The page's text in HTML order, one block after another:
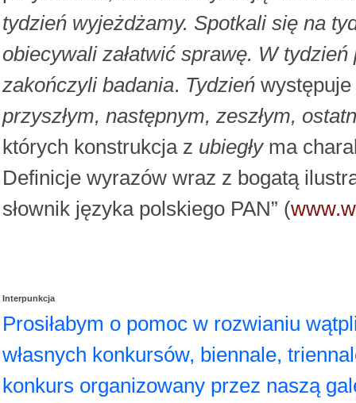
tydzień wyjeżdżamy. Spotkali się na
obiecywali załatwić sprawę. W
zakończyli badania. Tydzień występuje
przyszłym, następnym, zeszłym,
których konstrukcja z ubiegłyma
Definicje wyrazów wraz z bogatą
słownik języka polskiego PAN” (
Interpunkcja
Prosiłabym o pomoc w rozwianiu
własnych konkursów, biennale,
konkurs organizowany przez naszą